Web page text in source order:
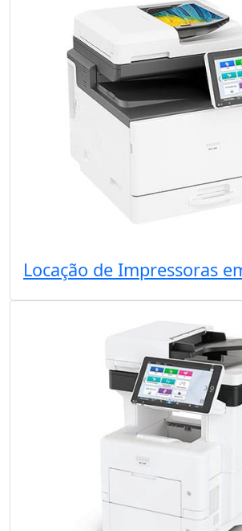
Locação de Impressoras